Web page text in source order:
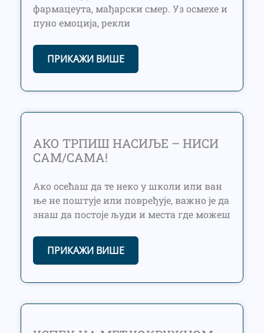
фармацеута, мађарски смер. Уз осмехе и
пуно емоција, рекли
ПРИКАЖИ ВИШЕ
АКО ТРПИШ НАСИЉЕ – НИСИ
САМ/САМА!
Ако осећаш да те неко у школи или ван
ње не поштује или повређује, важно је да
знаш да постоје људи и места где можеш
ПРИКАЖИ ВИШЕ